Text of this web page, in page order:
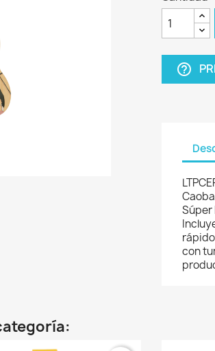
help_outline
Súper
con